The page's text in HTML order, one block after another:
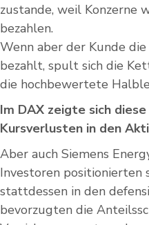
zustande, weil Konzerne
bezahlen.
Wenn aber der Kunde
bezahlt, spult sich die
die hochbewertete
Im DAX zeigte sich
Kursverlusten in den
Aber auch Siemens
Investoren positionierten
stattdessen in den
bevorzugten die